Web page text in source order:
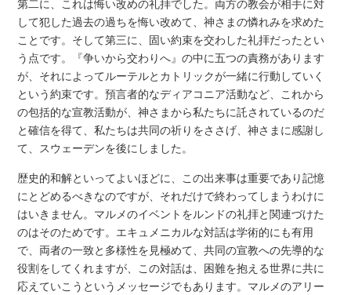
第二に、これは悔い改めの礼拝でした。両方の教会が相手に対
して犯した過去の過ちを悔い改めて、神さまの憐れみを求めた
ことです。そして第三に、固い約束を交わした礼拝だったとい
う点です。『争いから交わりへ』の中に五つの責務があります
が、それによってルーテルとカトリックが一緒に行動していく
という約束です。預言者的なディアコニア活動など、これから
の包括的な宣教活動が、神さまから私たちに託されているのだ
と確信を得て、私たちは共同の祈りをささげ、神さまに感謝し
て、スウェーデンを後にしました。
歴史的和解といってよいほどに、この出来事は重要であり記憶
にとどめるべきなのですが、それだけで終わってしまうわけに
はいきません。マルメのイベントをルンドの礼拝と関連づけた
のはそのためです。エキュメニカルな対話は学術的にも有用
で、両者の一致と多様性を見極めて、共同の宣教への先導的な
役割をしてくれますが、この対話は、困難を抱える世界に共に
応えていこうというメッセージでもあります。マルメのアリー